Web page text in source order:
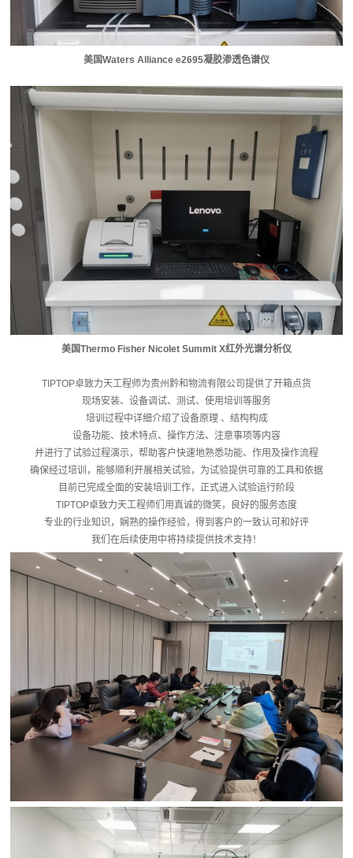
美国Waters Alliance e2695凝胶渗透色谱仪
美国Thermo Fisher Nicolet Summit X红外光谱分析仪
TIPTOP卓致力天工程师为贵州黔和物流有限公司提供了开箱点货
现场安装、设备调试、测试、使用培训等服务
培训过程中详细介绍了设备原理 、结构构成
设备功能、技术特点、操作方法、注意事项等内容
并进行了试验过程演示，帮助客户快速地熟悉功能、作用及操作流程
确保经过培训，能够顺利开展相关试验，为试验提供可靠的工具和依据
目前已完成全面的安装培训工作，正式进入试验运行阶段
TIPTOP卓致力天工程师们用真诚的微笑，良好的服务态度
专业的行业知识，娴熟的操作经验，得到客户的一致认可和好评
我们在后续使用中将持续提供技术支持！